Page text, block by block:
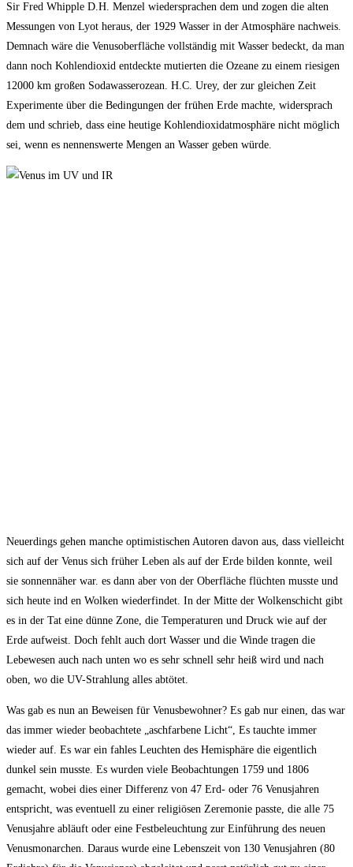
Sir Fred Whipple D.H. Menzel wiedersprachen dem und zogen die alten
Messungen von Lyot heraus, der 1929 Wasser in der Atmosphäre nachweis.
Demnach wäre die Venusoberfläche vollständig mit Wasser bedeckt, da man
dann noch Kohlendioxid entdeckte mutierten die Ozeane zu einem riesigen
12000 km großen Sodawasserozean. H.C. Urey, der zur gleichen Zeit
Experimente über die Bedingungen der frühen Erde machte, widersprach
dem und schrieb, dass eine heutige Kohlendioxidatmosphäre nicht möglich
sei, wenn es nennenswerte Mengen an Wasser geben würde.
Neuerdings gehen manche optimistischen Autoren davon aus, dass vielleicht
sich auf der Venus sich früher Leben als auf der Erde bilden konnte, weil
sie sonnennäher war. es dann aber von der Oberfläche flüchten musste und
sich heute ind en Wolken wiederfindet. In der Mitte der Wolkenschicht gibt
es in der Tat eine dünne Zone, die Temperaturen und Druck wie auf der
Erde aufweist. Doch fehlt auch dort Wasser und die Winde tragen die
Lebewesen auch nach unten wo es sehr schnell sehr heiß wird und nach
oben, wo die UV-Strahlung alles abtötet.
Was gab es nun an Beweisen für Venusbewohner? Es gab nur einen, das war
das immer wieder beobachtete „aschfarbene Licht“, Es tauchte immer
wieder auf. Es war ein fahles Leuchten des Hemisphäre die eigentlich
dunkel sein musste. Es wurden viele Beobachtungen 1759 und 1806
gemacht, wobei dies einer Differenz von 47 Erd- oder 76 Venusjahren
entspricht, was eventuell zu einer religiösen Zeremonie passte, die alle 75
Venusjahre abläuft oder eine Festbeleuchtung zur Einführung des neuen
Venusmonarchen. Daraus wurde eine Lebenszeit von 130 Venusjahren (80